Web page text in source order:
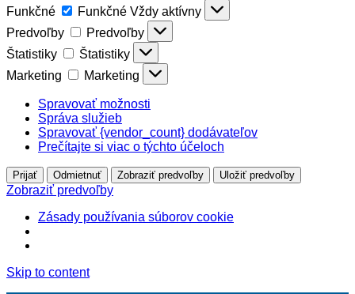
Funkčné
Funkčné Vždy aktívny
Predvoľby
Predvoľby
Štatistiky
Štatistiky
Marketing
Marketing
Spravovať možnosti
Správa služieb
Spravovať {vendor_count} dodávateľov
Prečítajte si viac o týchto účeloch
Prijať Odmietnuť Zobraziť predvoľby Uložiť predvoľby
Zobraziť predvoľby
Zásady používania súborov cookie
Skip to content